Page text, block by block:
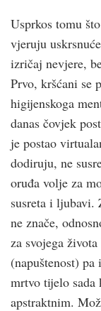
Usprkos tomu
vjeruju
izričaj nevjere,
Prvo, kršćani se
higijenskoga
danas čovjek
je postao
dodiruju, ne
oruđa volje za
susreta i ljubavi.
ne znače,
za svojega
(napuštenost)
mrtvo tijelo
apstraktnim.